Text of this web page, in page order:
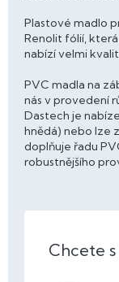
Plastové madlo
Renolit fólií,
nabízí velmi
PVC madla na
nás v provedení
Dastech je
hnědá) nebo lze
doplňuje řadu
robustnějšího